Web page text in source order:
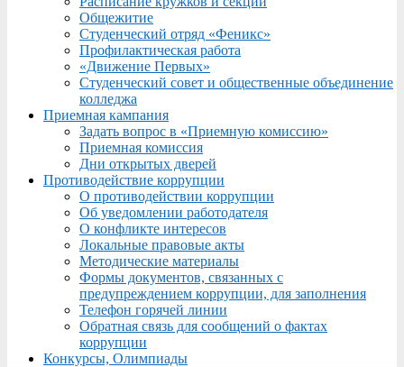
Общежитие
Студенческий отряд «Феникс»
Профилактическая работа
«Движение Первых»
Студенческий совет и общественные объединение
колледжа
Приемная кампания
Задать вопрос в «Приемную комиссию»
Приемная комиссия
Дни открытых дверей
Противодействие коррупции
О противодействии коррупции
Об уведомлении работодателя
О конфликте интересов
Локальные правовые акты
Методические материалы
Формы документов, связанных с
предупреждением коррупции, для заполнения
Телефон горячей линии
Обратная связь для сообщений о фактах
коррупции
Конкурсы, Олимпиады